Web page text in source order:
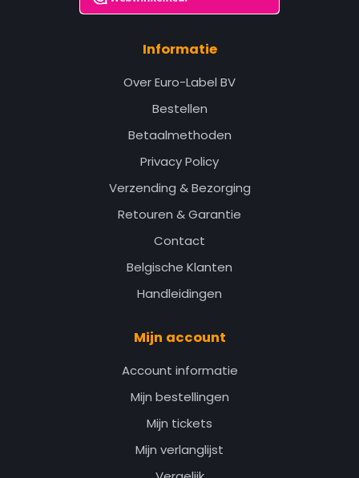
Informatie
Over Euro-Label BV
Bestellen
Betaalmethoden
Privacy Policy
Verzending & Bezorging
Retouren & Garantie
Contact
Belgische Klanten
Handleidingen
Mijn account
Account informatie
Mijn bestellingen
Mijn tickets
Mijn verlanglijst